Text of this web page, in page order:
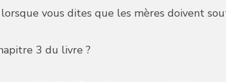
vous dites que les mères doivent
3 du livre ?